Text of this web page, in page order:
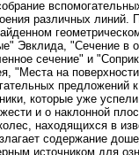
различных линий.
Эвклида, "Сечение в
сечение" и
"Места на
которые уже
и о наклонной
находящихся в
содержание
источником для